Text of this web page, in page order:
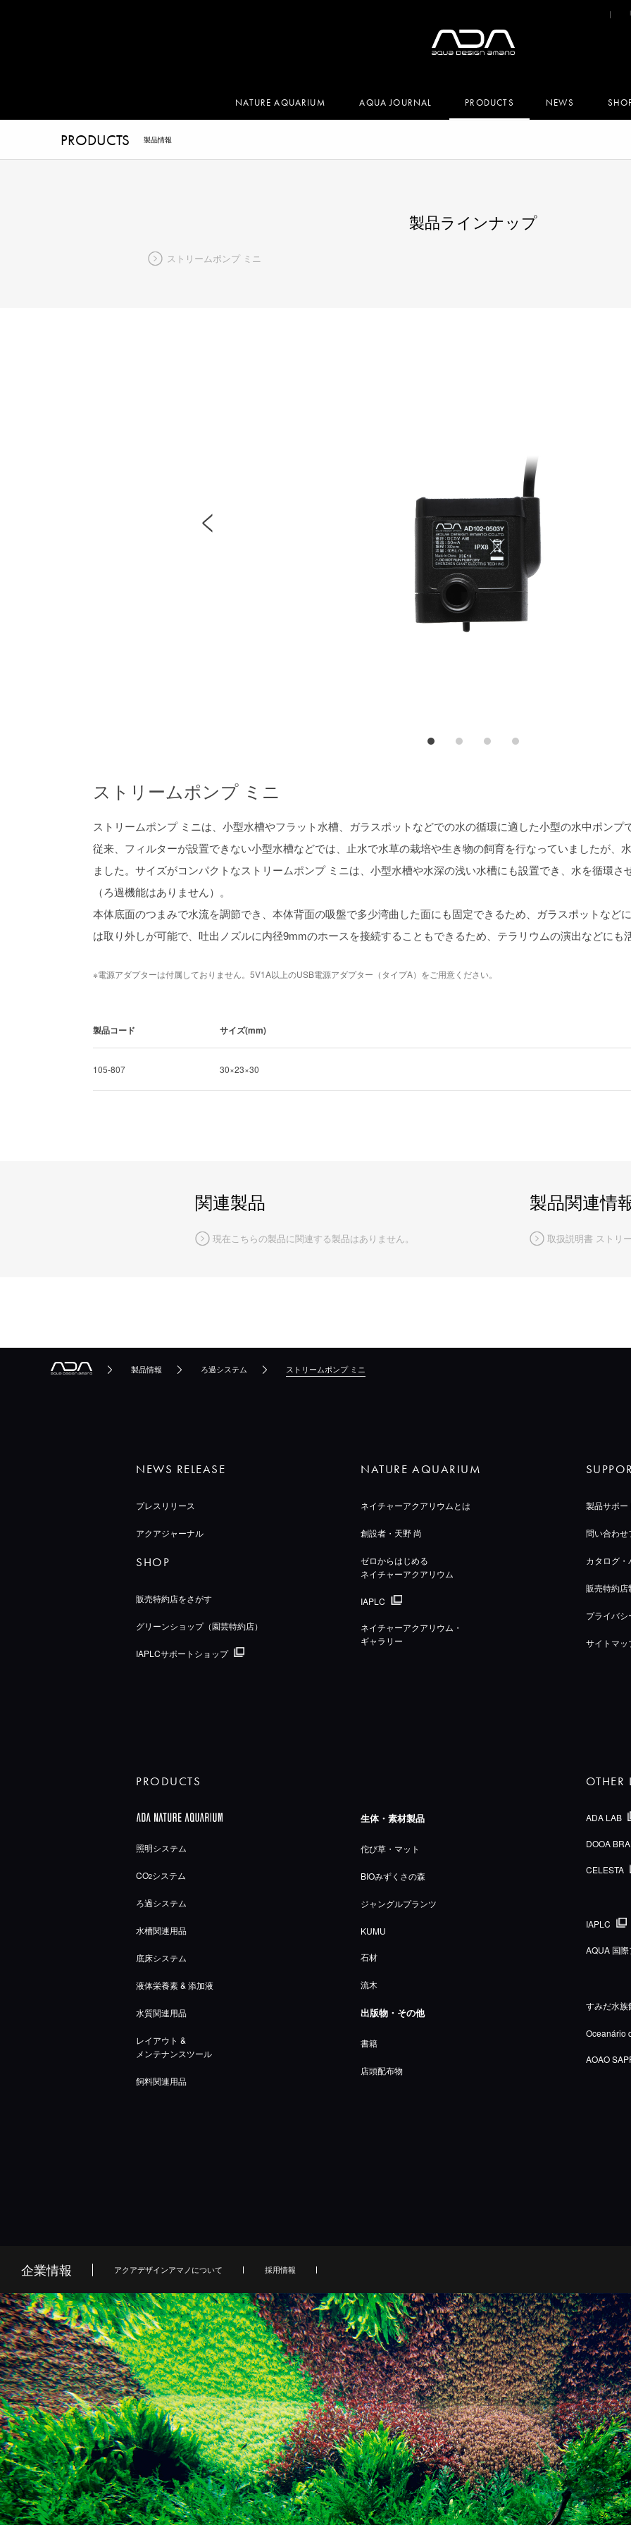
NATURE AQUARIUM AQUA JOURNAL PRODUCTS NEWS
PRODUCTS 製品情報
製品ラインナップ
ストリームポンプ ミニ
プ
プ
プ
プ
ストリームポンプ ミニ
ストリームポンプ ミニは、小型水槽やフラット水槽、ガラスポットなどでの水の循環に適した小型の水中ポンプで
従来、フィルターが設置できない小型水槽などでは、止水で水草の栽培や生き物の飼育を行なっていましたが、
ました。サイズがコンパクトなストリームポンプ ミニは、小型水槽や水深の浅い水槽にも設置でき、水を循環
（ろ過機能はありません）。
本体底面のつまみで水流を調節でき、本体背面の吸盤で多少湾曲した面にも固定できるため、ガラスポットなど
は取り外しが可能で、吐出ノズルに内径9mmのホースを接続することもできるため、テラリウムの演出などにも
※電源アダプターは付属しておりません。5V1A以上のUSB電源アダプター（タイプA）をご用意ください。
製品コード サイズ(mm)
105-807 30×23×30
関連製品
現在こちらの製品に関連する製品はありません。
製品関連情
取扱説明書 ストリ
製品情報 ろ過システム ストリームポンプ ミニ
NEWS RELEASE
プレスリリース
アクアジャーナル
SHOP
販売特約店をさがす
グリーンショップ（園芸特約店）
IAPLCサポートショップ
NATURE AQUARIUM
ネイチャーアクアリウムとは
創設者・天野 尚
ゼロからはじめる
ネイチャーアクアリウム
IAPLC
ネイチャーアクアリウム・
ギャラリー
製品サポー
問い合わせ
カタログ・
販売特約店
プライバシ
サイトマッ
PRODUCTS
照明システム
CO2システム
ろ過システム
水槽関連用品
底床システム
液体栄養素 & 添加液
水質関連用品
レイアウト &
メンテナンスツール
飼料関連用品
生体・素材製品
佗び草・マット
BIOみずくさの森
ジャングルプランツ
KUMU
石材
流木
出版物・その他
書籍
店頭配布物
OTHER
ADA LAB
DOOA
CELESTA
IAPLC
AQUA 国
すみだ水族
Oceanário
AOAO
企業情報 アクアデザインアマノについて 採用情報